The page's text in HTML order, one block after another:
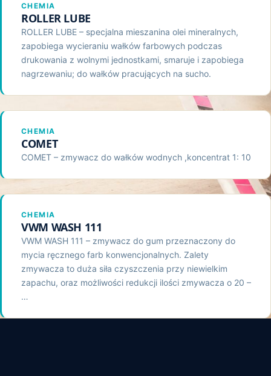
CHEMIA
ROLLER LUBE
ROLLER LUBE – specjalna mieszanina olei mineralnych,
zapobiega wycieraniu wałków farbowych podczas
drukowania z wolnymi jednostkami, smaruje i zapobiega
nagrzewaniu; do wałków pracujących na sucho.
CHEMIA
COMET
COMET – zmywacz do wałków wodnych ,koncentrat 1: 10
CHEMIA
VWM WASH 111
VWM WASH 111 – zmywacz do gum przeznaczony do
mycia ręcznego farb konwencjonalnych. Zalety
zmywacza to duża siła czyszczenia przy niewielkim
zapachu, oraz możliwości redukcji ilości zmywacza o 20 –
…